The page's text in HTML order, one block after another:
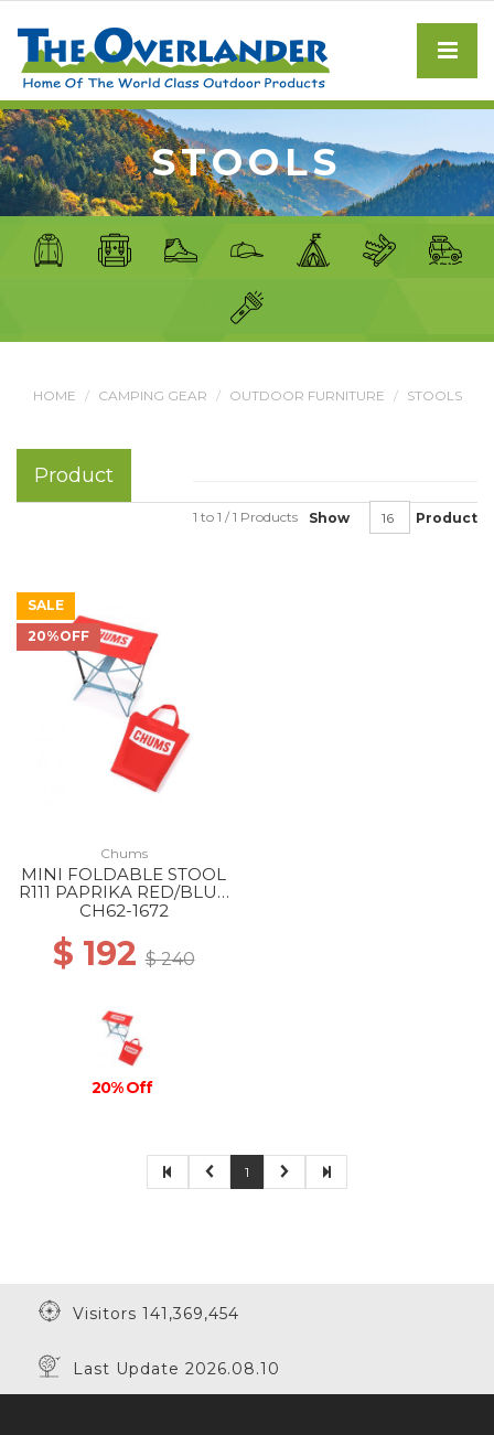
STOOLS
HOME CAMPING GEAR OUTDOOR FURNITURE STOOLS
Product
Show Product
1 to 1 / 1 Products
SALE
20%OFF
Chums
MINI FOLDABLE STOOL
R111 PAPRIKA RED/BLUE
GRAY
CH62-1672
$ 192$ 240
20% Off
1
Visitors 141,369,454
Last Update 2026.08.10